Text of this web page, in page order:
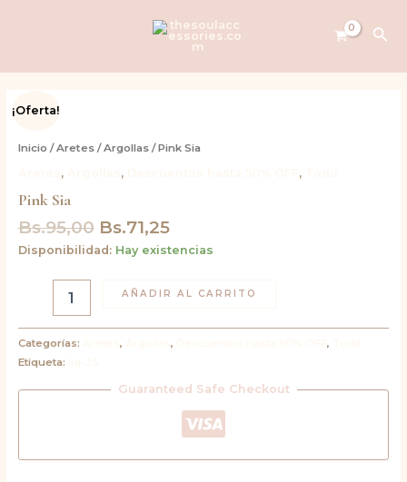
¡Oferta!
Inicio /Aretes/Argollas/ Pink Sia
, , ,
Pink Sia
Bs.95,00
original
Bs.95,00.
Bs.71,25
actual
Disponibilidad: Hay existencias
Pink
cantidad
AÑADIR AL CARRITO
Categorías: , , ,
Etiqueta:
Guaranteed Safe Checkout